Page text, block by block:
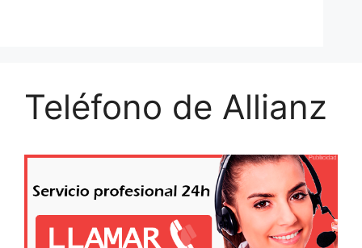
Teléfono de Allianz